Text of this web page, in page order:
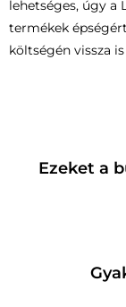
lehetséges, úgy a
termékek
költségén vissza
Ezeket a